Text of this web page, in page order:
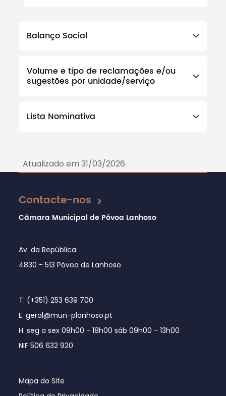
Balanço Social
Volume e tipo de reclamações e/ou
sugestões por unidade/serviço
Lista Nominativa
Atualizado em 31/03/2026
Contacte-nos
Câmara Municipal de Póvoa Lanhoso
Av. da República
4830 - 513 Póvoa de Lanhoso
T. (+351) 253 639 700
E. geral@mun-planhoso.pt
H. seg a sex 09h00 - 18h00 sáb 09h00 - 13h00
NIF 506 632 920
Mapa do Site